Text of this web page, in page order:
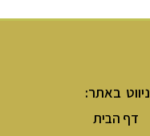
ניווט באתר:
דף הבית